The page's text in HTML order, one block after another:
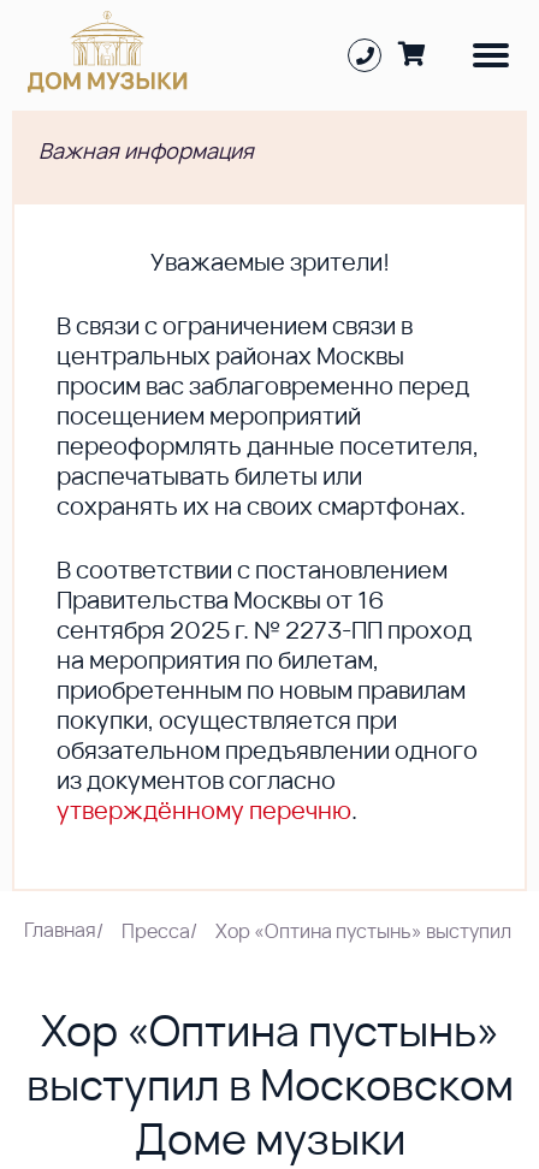
Важная информация
Уважаемые зрители!
В cвязи с ограничением связи в
центральных районах Москвы
просим вас заблаговременно перед
посещением мероприятий
переоформлять данные посетителя,
распечатывать билеты или
сохранять их на своих смартфонах.
В соответствии с постановлением
Правительства Москвы от 16
сентября 2025 г. № 2273-ПП проход
на мероприятия по билетам,
приобретенным по новым правилам
покупки, осуществляется при
обязательном предъявлении одного
из документов согласно
утверждённому перечню.
Главная/ Пресса/ Хор «Оптина пустынь» выступил
Хор «Оптина пустынь»
выступил в Московском
Доме музыки